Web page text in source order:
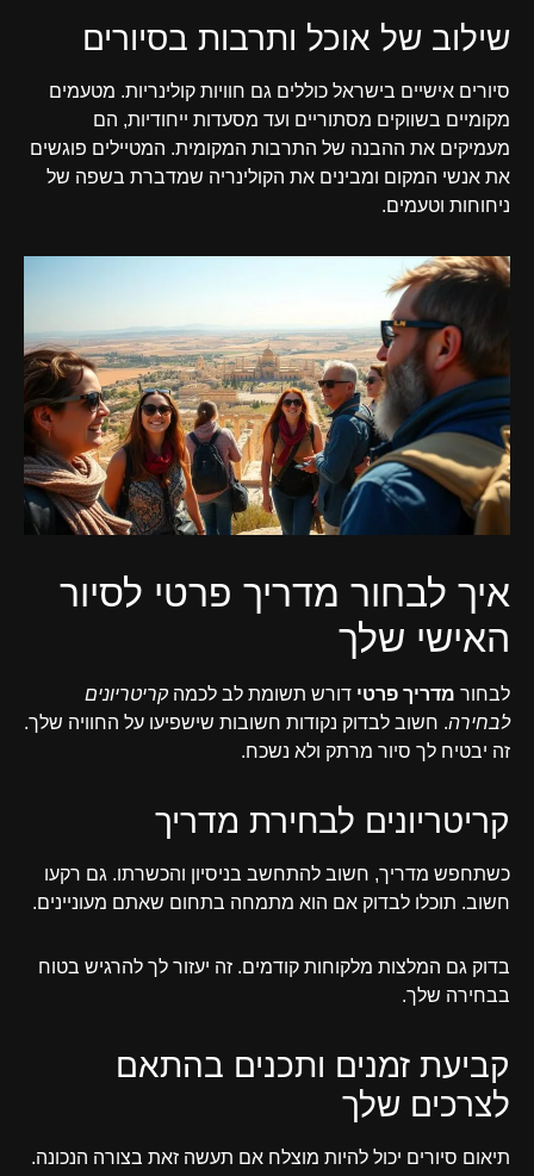
שילוב של אוכל ותרבות בסיורים
סיורים אישיים בישראל כוללים גם חוויות קולינריות. מטעמים
מקומיים בשווקים מסתוריים ועד מסעדות ייחודיות, הם
מעמיקים את ההבנה של התרבות המקומית. המטיילים פוגשים
את אנשי המקום ומבינים את הקולינריה שמדברת בשפה של
ניחוחות וטעמים.
איך לבחור מדריך פרטי לסיור
האישי שלך
לבחור מדריך פרטי דורש תשומת לב לכמה קריטריונים
לבחירה. חשוב לבדוק נקודות חשובות שישפיעו על החוויה שלך.
זה יבטיח לך סיור מרתק ולא נשכח.
קריטריונים לבחירת מדריך
כשתחפש מדריך, חשוב להתחשב בניסיון והכשרתו. גם רקעו
חשוב. תוכלו לבדוק אם הוא מתמחה בתחום שאתם מעוניינים.
בדוק גם המלצות מלקוחות קודמים. זה יעזור לך להרגיש בטוח
בבחירה שלך.
קביעת זמנים ותכנים בהתאם
לצרכים שלך
תיאום סיורים יכול להיות מוצלח אם תעשה זאת בצורה הנכונה.